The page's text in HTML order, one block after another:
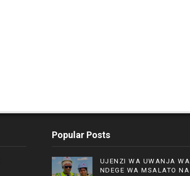
Popular Posts
UJENZI WA UWANJA WA
NDEGE WA MSALATO NA